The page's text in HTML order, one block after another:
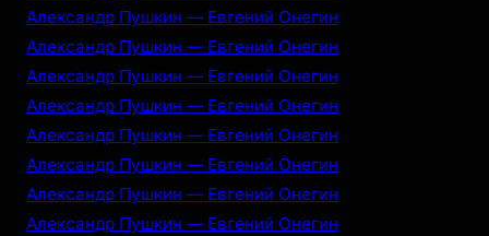
Александр Пушкин — Евгений Онегин
Александр Пушкин — Евгений Онегин
Александр Пушкин — Евгений Онегин
Александр Пушкин — Евгений Онегин
Александр Пушкин — Евгений Онегин
Александр Пушкин — Евгений Онегин
Александр Пушкин — Евгений Онегин
Александр Пушкин — Евгений Онегин